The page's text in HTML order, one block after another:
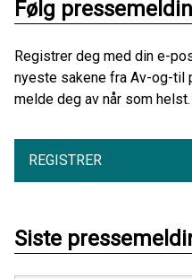
Følg
Registrer deg med din e-
nyeste sakene fra Av-og-til
melde deg av når som helst.
REGISTRER
Siste